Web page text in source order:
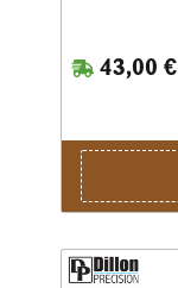
43,00 €